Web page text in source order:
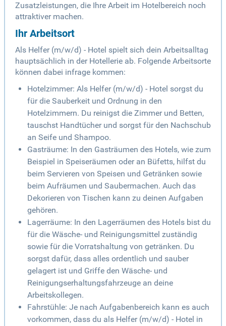
Zusatzleistungen, die Ihre Arbeit im Hotelbereich noch
attraktiver machen.
Ihr Arbeitsort
Als Helfer (m/w/d) - Hotel spielt sich dein Arbeitsalltag
hauptsächlich in der Hotellerie ab. Folgende Arbeitsorte
können dabei infrage kommen:
Hotelzimmer: Als Helfer (m/w/d) - Hotel sorgst du
für die Sauberkeit und Ordnung in den
Hotelzimmern. Du reinigst die Zimmer und Betten,
tauschst Handtücher und sorgst für den Nachschub
an Seife und Shampoo.
Gasträume: In den Gasträumen des Hotels, wie zum
Beispiel in Speiseräumen oder an Büfetts, hilfst du
beim Servieren von Speisen und Getränken sowie
beim Aufräumen und Saubermachen. Auch das
Dekorieren von Tischen kann zu deinen Aufgaben
gehören.
Lagerräume: In den Lagerräumen des Hotels bist du
für die Wäsche- und Reinigungsmittel zuständig
sowie für die Vorratshaltung von getränken. Du
sorgst dafür, dass alles ordentlich und sauber
gelagert ist und Griffe den Wäsche- und
Reinigungserhaltungsfahrzeuge an deine
Arbeitskollegen.
Fahrstühle: Je nach Aufgabenbereich kann es auch
vorkommen, dass du als Helfer (m/w/d) - Hotel in